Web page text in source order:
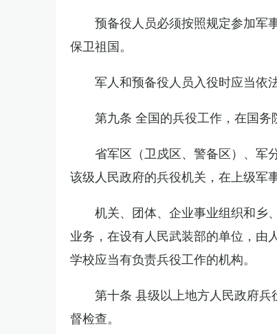
预备役人员必须按照规定参加军
保卫祖国。
军人和预备役人员入役时应当依
第九条 全国的兵役工作，在国务
省军区（卫戍区、警备区）、军
该级人民政府的兵役机关，在上级军
机关、团体、企业事业组织和乡
业务，在设有人民武装部的单位，由
学校应当有负责兵役工作的机构。
第十条 县级以上地方人民政府
督检查。